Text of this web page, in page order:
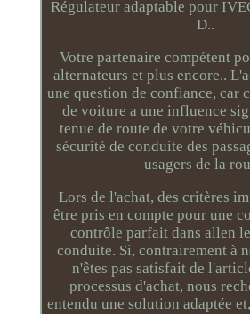
Régulateur adaptable pour
D..
Votre partenaire compétent
alternateurs et plus encore..
une question de confiance, car
de voiture a une influence
tenue de route de votre
sécurité de conduite des
usagers de la
Lors de l'achat, des critères
être pris en compte pour une
contrôle parfait dans allen
conduite. Si, contrairement à
n'êtes pas satisfait de
processus d'achat, nous
entendu une solution adaptée